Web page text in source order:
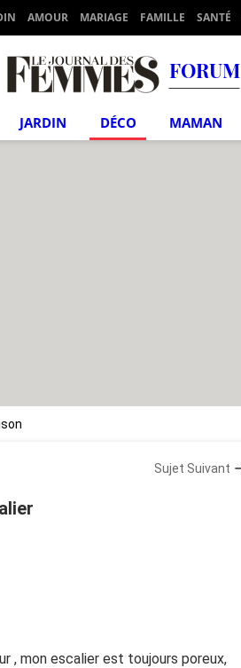
AMOUR MARIAGE FAMILLE SANTÉ
FORUM
JARDIN DÉCO MAMAN
Sujet Suivant
, mon escalier est toujours poreux,